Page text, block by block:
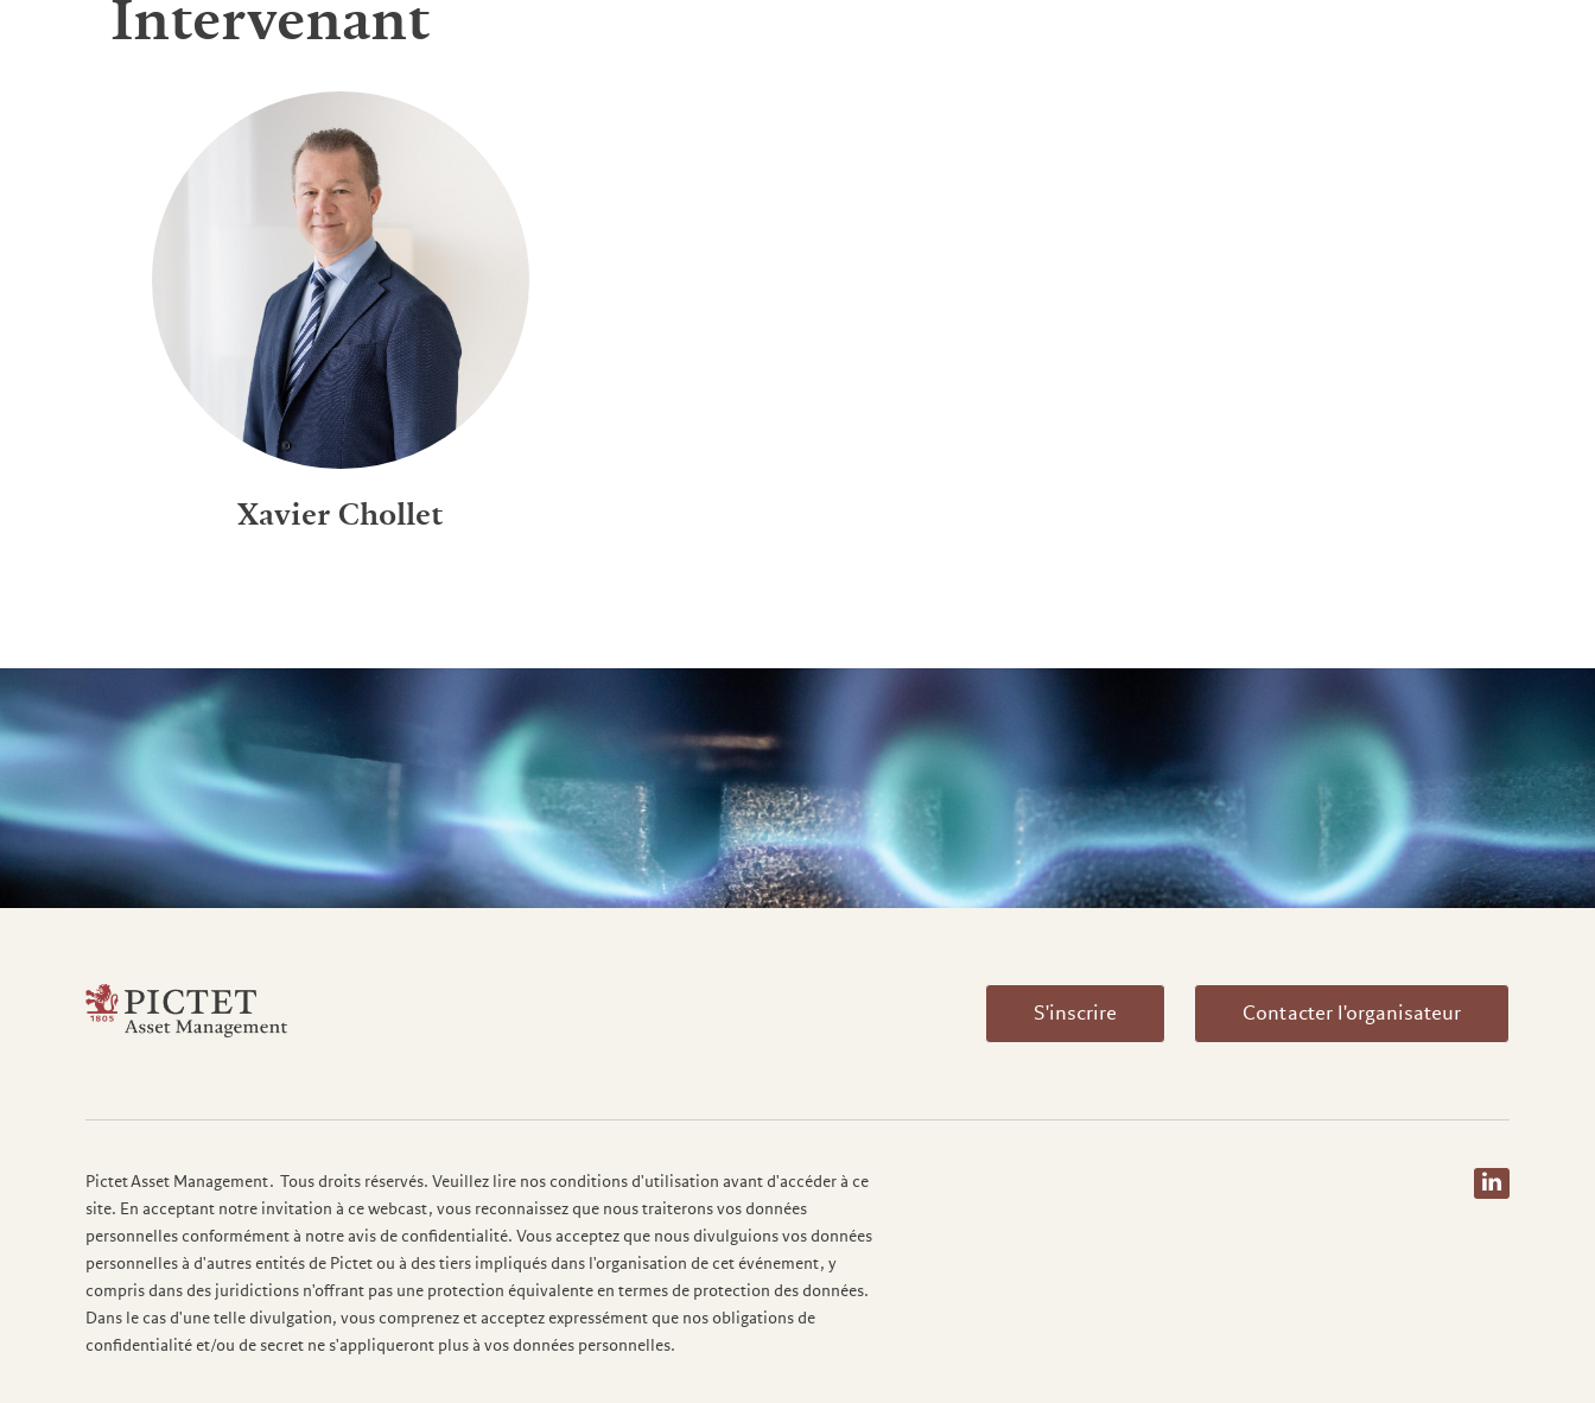
Intervenant
Xavier Chollet
S'inscrire Contacter l'organisateur
Pictet Asset Management. Tous droits réservés. Veuillez lire nos conditions d'utilisation avant d'accéder à ce
site. En acceptant notre invitation à ce webcast, vous reconnaissez que nous traiterons vos données
personnelles conformément à notre avis de confidentialité. Vous acceptez que nous divulguions vos données
personnelles à d'autres entités de Pictet ou à des tiers impliqués dans l'organisation de cet événement, y
compris dans des juridictions n'offrant pas une protection équivalente en termes de protection des données.
Dans le cas d'une telle divulgation, vous comprenez et acceptez expressément que nos obligations de
confidentialité et/ou de secret ne s'appliqueront plus à vos données personnelles.